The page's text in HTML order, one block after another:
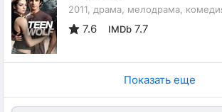
2011, драма, мелодрама,
7.6 IMDb 7.7
Показать еще